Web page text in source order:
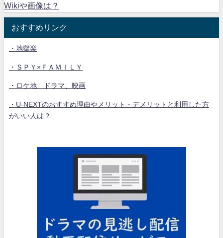
Wikiや画像は？
おすすめリンク
・地獄楽
・ＳＰＹ×ＦＡＭＩＬＹ
・ロケ地 ドラマ、映画
・U-NEXTのおすすめ理由やメリット・デメリットと利用した方
がいい人は？